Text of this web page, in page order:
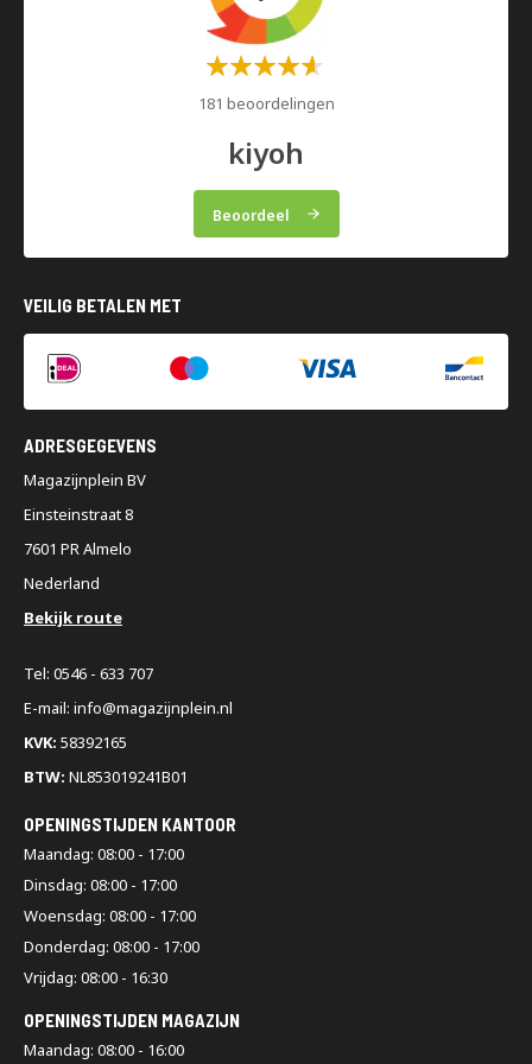
Waardering:
181 beoordelingen
kiyoh
Beoordeel
VEILIG BETALEN MET
ADRESGEGEVENS
Magazijnplein BV
Einsteinstraat 8
7601 PR Almelo
Nederland
Bekijk route
Tel: 0546 - 633 707
E-mail: info@magazijnplein.nl
KVK: 58392165
BTW: NL853019241B01
OPENINGSTIJDEN KANTOOR
Maandag: 08:00 - 17:00
Dinsdag: 08:00 - 17:00
Woensdag: 08:00 - 17:00
Donderdag: 08:00 - 17:00
Vrijdag: 08:00 - 16:30
OPENINGSTIJDEN MAGAZIJN
Maandag: 08:00 - 16:00